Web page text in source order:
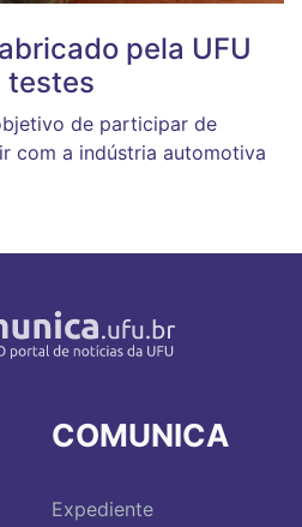
pela UFU
testes
de participar de
com a indústria automotiva
COMUNICA
Expediente